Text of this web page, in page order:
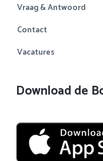
Vraag & Antwoord
Contact
Vacatures
Download de